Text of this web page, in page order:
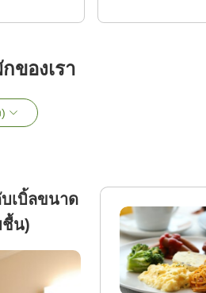
ของเรา
เบิ้ลขนาด
ชื้น)